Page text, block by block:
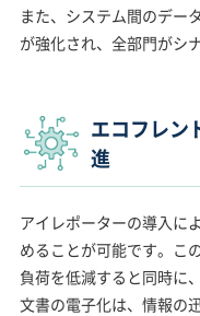
また、システム間のデー
が強化され、全部門がシ
エコフレン
進
アイレポーターの導入に
めることが可能です。こ
負荷を低減すると同時に
文書の電子化は、情報の